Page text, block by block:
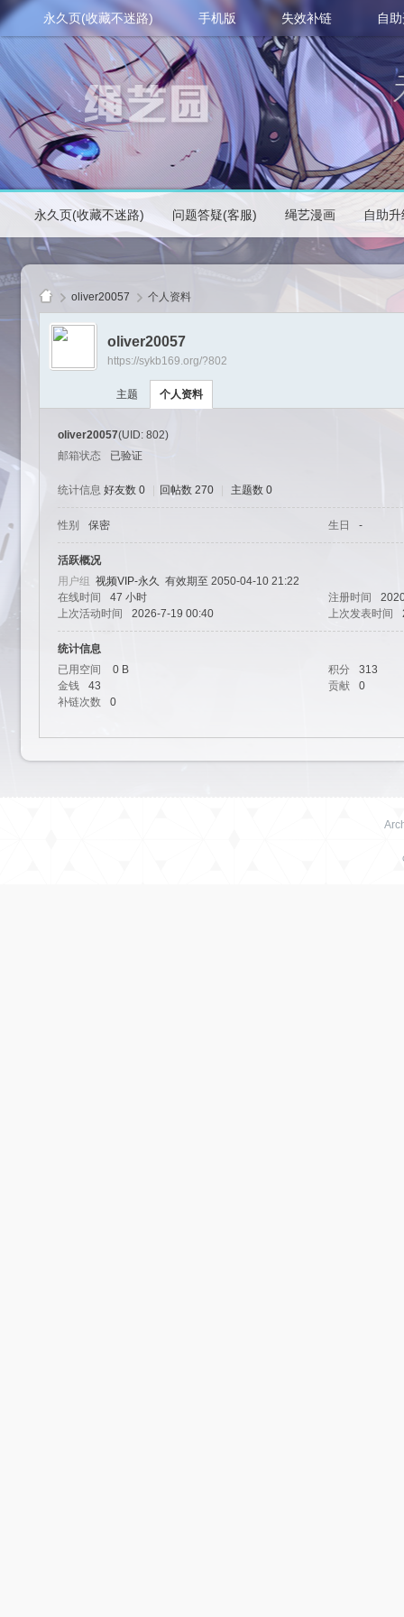
永久页(收藏不迷路) 手机版 失效补链 自
永久页(收藏不迷路) 问题答疑(客服) 绳艺漫画 自助
园-
oliver20057 个人资料
oliver20057
https://sykb169.org/?802
主题 个人资料
oliver20057(UID: 802)
邮箱状态
已验证
统计信息 好友数 0 回帖数 270 主题数 0
性别 保密 生日 -
活跃概况
用户组 视频VIP-永久 有效期至 2050-04-10 21:22
在线时间
47 小时 注册时间
上次活动时间
2026-7-19 00:40 上次发表时间
统计信息
已用空间
0 B 积分
313
金钱
43 贡献
0
补链次数
0